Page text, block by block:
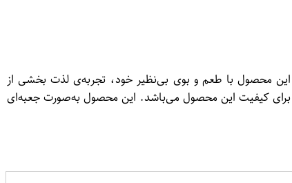
کند. این محصول با طعم و بوی بی‌نظیر خود، تجربه‌ی لذت بخشی از
برای کیفیت این محصول می‌باشد. این محصول به‌صورت جعبه‌ای